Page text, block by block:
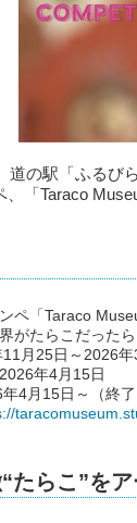
道の駅「ふるび
、「Taraco
ペ「Taraco
がたらこだった
月25日～2026年
年4月15日
4月15日～（終了
たらこ”を